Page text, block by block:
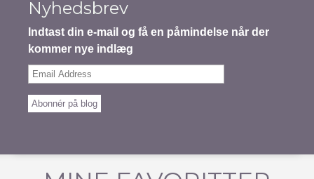
Nyhedsbrev
Indtast din e-mail og få en påmindelse når der
kommer nye indlæg
Email
Abonnér på blog